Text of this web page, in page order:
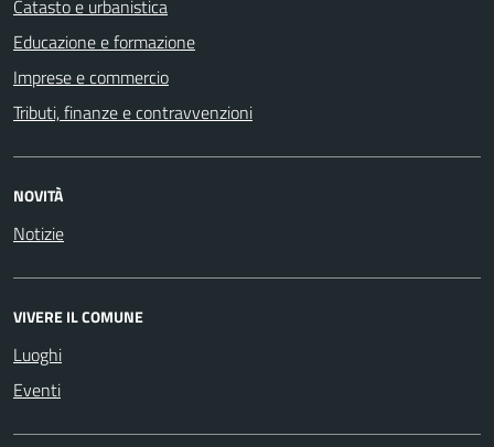
Catasto e urbanistica
Educazione e formazione
Imprese e commercio
Tributi, finanze e contravvenzioni
NOVITÀ
Notizie
VIVERE IL COMUNE
Luoghi
Eventi